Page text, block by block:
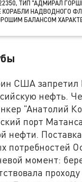
ТИП "АДМИРАЛ
КОРАБЛИ НАДВОДНОГО
БАЛАНСОМ
США запретил
нефть.
"Анатолий
порт
нефти.
потребностей
момент:
проходу